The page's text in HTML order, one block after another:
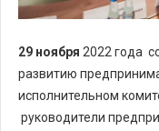
29 ноября 2022 года
развитию
исполнительном
руководители